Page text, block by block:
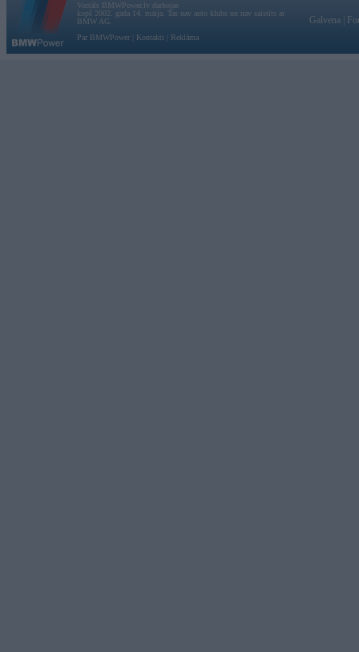
Vortāls BMWPower.lv darbojas
kopš 2002. gada 14. maija. Tas nav auto klubs un nav saistīts ar
BMW AG.
Par BMWPower
Kontakti Reklāma
Galvena